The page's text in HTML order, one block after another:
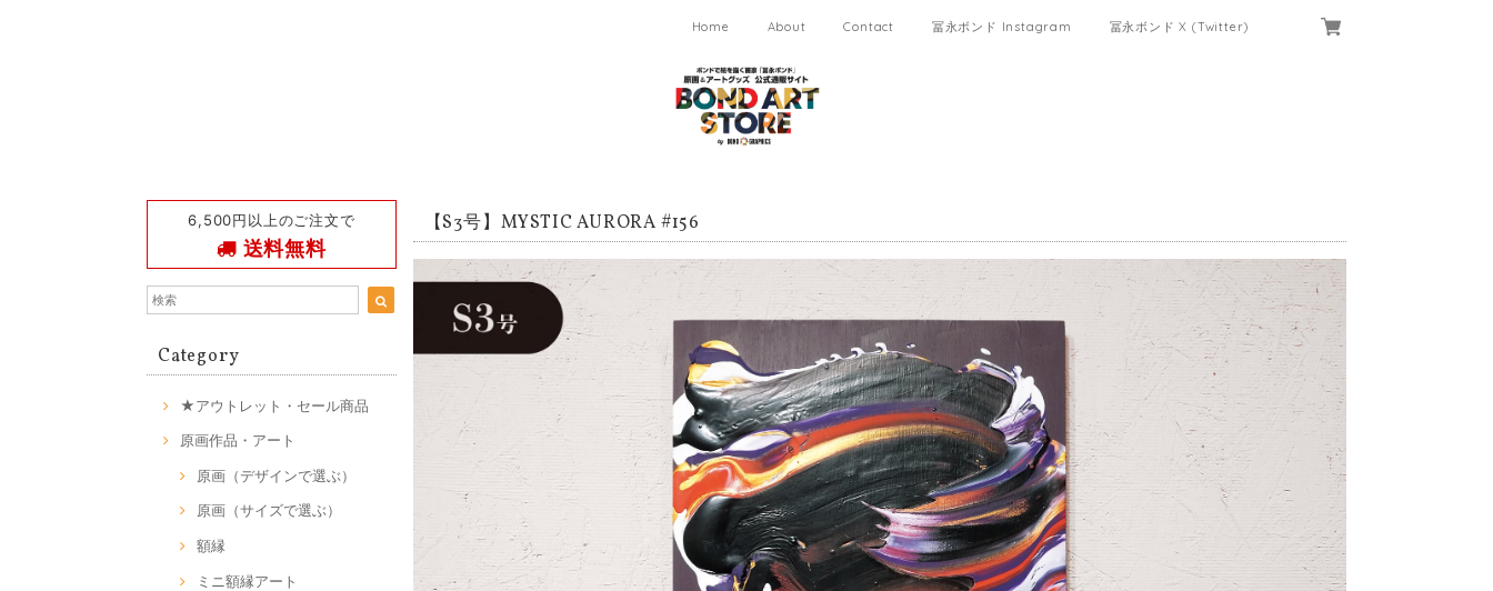
Home About Contact 冨永ボンド Instagram 冨永ボンド X (Twitter)
6,500円以上のご注文で
送料無料
Category
★アウトレット・セール商品
原画作品・アート
原画（デザインで選ぶ）
原画（サイズで選ぶ）
額縁
ミニ額縁アート
【S3号】MYSTIC AURORA #156